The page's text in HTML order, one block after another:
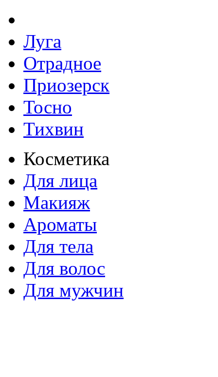
Луга
Отрадное
Приозерск
Тосно
Тихвин
Косметика
Для лица
Макияж
Ароматы
Для тела
Для волос
Для мужчин